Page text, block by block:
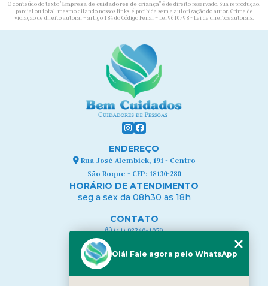
O conteúdo do texto "Empresa de cuidadores de criança" é de direito reservado. Sua reprodução,
parcial ou total, mesmo citando nossos links, é proibida sem a autorização do autor. Crime de
violação de direito autoral – artigo 184 do Código Penal – Lei 9610/98 - Lei de direitos autorais
ENDEREÇO
Rua José Alembick, 191 - Centro
São Roque - CEP: 18130-280
HORÁRIO DE ATENDIMENTO
seg a sex da 08h30 as 18h
CONTATO
(11) 93360-1079
contato@bcuidados.com.br
HOME
Olá! Fale agora pelo WhatsApp